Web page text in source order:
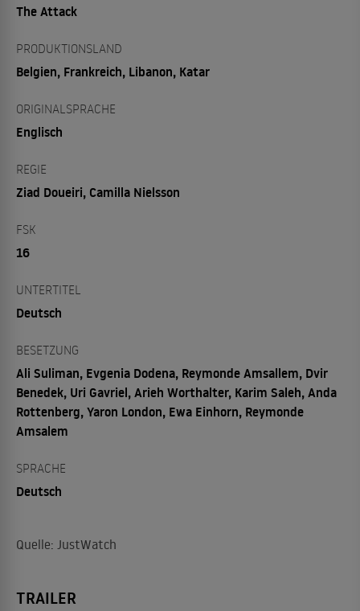
The Attack
PRODUKTIONSLAND
Belgien, Frankreich, Libanon, Katar
ORIGINALSPRACHE
Englisch
REGIE
Ziad Doueiri, Camilla Nielsson
FSK
16
UNTERTITEL
Deutsch
BESETZUNG
Ali Suliman, Evgenia Dodena, Reymonde Amsallem, Dvir
Benedek, Uri Gavriel, Arieh Worthalter, Karim Saleh, Anda
Rottenberg, Yaron London, Ewa Einhorn, Reymonde
Amsalem
SPRACHE
Deutsch
Quelle: JustWatch
TRAILER